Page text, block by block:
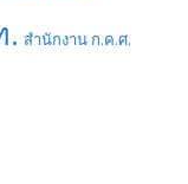
สำนักงาน ก.ค.ศ.